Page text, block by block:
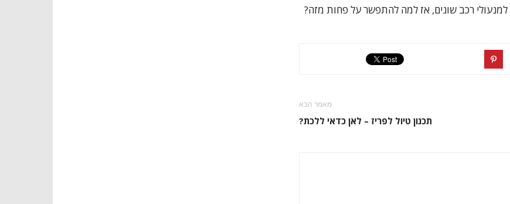
למנעולי רכב שונים, אז למה להתפשר על פחות מזה?
מאמר הבא
תכנון טיול לפריז – לאן כדאי ללכת?